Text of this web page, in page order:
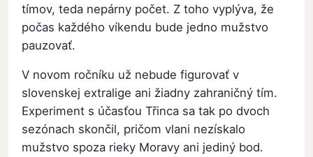
tímov, teda nepárny počet. Z toho vyplýva, že
počas každého víkendu bude jedno mužstvo
pauzovať.
V novom ročníku už nebude figurovať v
slovenskej extralige ani žiadny zahraničný tím.
Experiment s účasťou Třinca sa tak po dvoch
sezónach skončil, pričom vlani nezískalo
mužstvo spoza rieky Moravy ani jediný bod.